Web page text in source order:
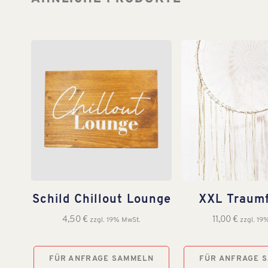
Schild Chillout Lounge
4,50 € zzgl. 19% MwSt.
FÜR ANFRAGE SAMMELN
XXL
11,00 € zzgl.
FÜR ANFRAGE